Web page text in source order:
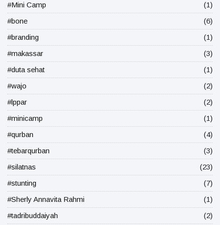
#Mini Camp
(1)
#bone
(6)
#branding
(1)
#makassar
(3)
#duta sehat
(1)
#wajo
(2)
#lppar
(2)
#minicamp
(1)
#qurban
(4)
#tebarqurban
(3)
#silatnas
(23)
#stunting
(7)
#Sherly Annavita Rahmi
(1)
#tadribuddaiyah
(2)